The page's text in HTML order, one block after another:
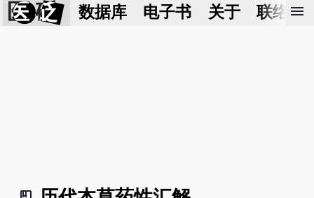
医 砭 数据库 电子书 关于 联络我
menu